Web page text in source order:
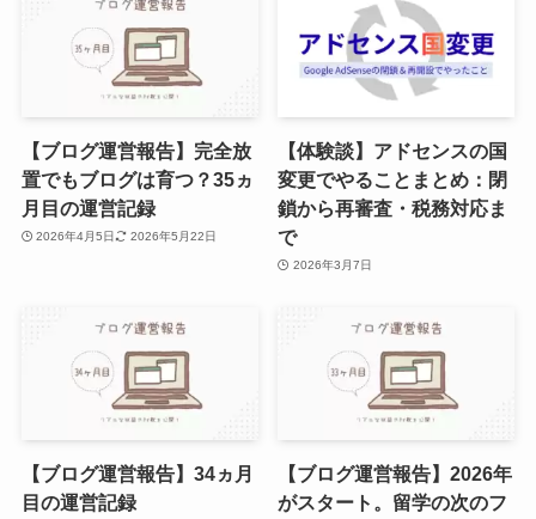
【ブログ運営報告】完全放
置でもブログは育つ？35ヵ
月目の運営記録
2026年4月5日 2026年5月22日
【体験談】アドセンスの国
変更でやることまとめ：閉
鎖から再審査・税務対応ま
で
2026年3月7日
【ブログ運営報告】34ヵ月
目の運営記録
【ブログ運営報告】2026年
がスタート。留学の次のフ